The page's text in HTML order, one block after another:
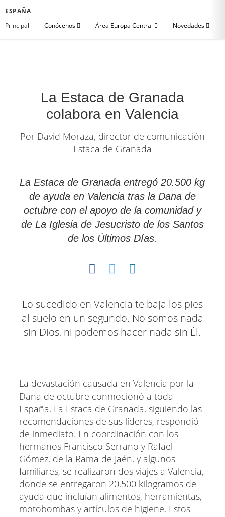
ESPAÑA
Principal
Conócenos Área Europa Central Novedades
La Estaca de Granada
colabora en Valencia
Por David Moraza, director de comunicación
Estaca de Granada
La Estaca de Granada entregó 20.500 kg
de ayuda en Valencia tras la Dana de
octubre con el apoyo de la comunidad y
de La Iglesia de Jesucristo de los Santos
de los Últimos Días.
Lo sucedido en Valencia te baja los pies
al suelo en un segundo. No somos nada
sin Dios, ni podemos hacer nada sin Él.
La devastación causada en Valencia por la
Dana de octubre conmocionó a toda
España. La Estaca de Granada, siguiendo las
recomendaciones de sus líderes, respondió
de inmediato. En coordinación con los
hermanos Francisco Serrano y Rafael
Gómez, de la Rama de Jaén, y algunos
familiares, se realizaron dos viajes a Valencia,
donde se entregaron 20.500 kilogramos de
ayuda que incluían alimentos, herramientas,
motobombas y artículos de higiene. Estos